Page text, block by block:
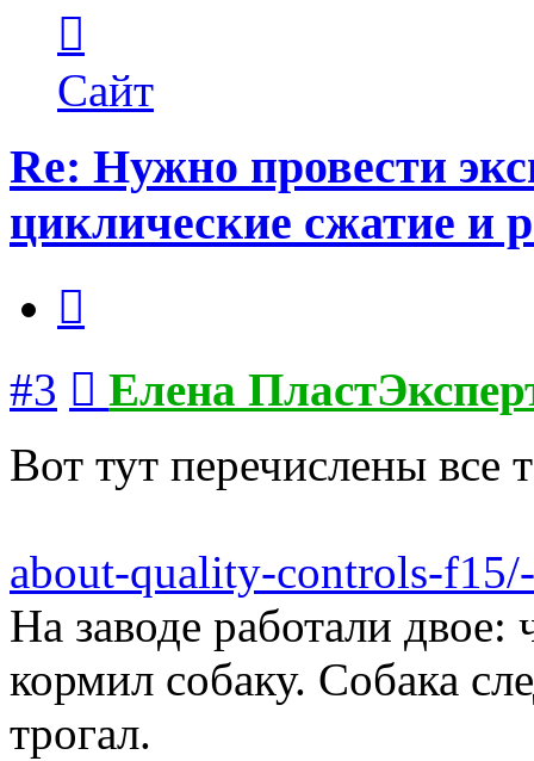
пользователя
Елена
ПластЭксперт
Сайт
Re: Нужно провести
циклические сжатие и
#3
Елена
Вот тут перечислены все
about-quality-controls-
На заводе работали двое:
кормил собаку. Собака
трогал.